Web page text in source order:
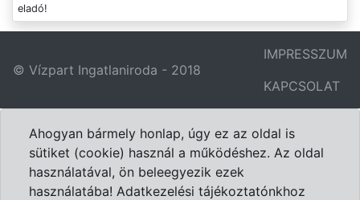
eladó!
© Vízpart Ingatlaniroda - 2018
IMPRESSZUM
KAPCSOLAT
Ahogyan bármely honlap, úgy ez az oldal is
sütiket (cookie) használ a működéshez. Az oldal
használatával, ön beleegyezik ezek
használatába! Adatkezelési tájékoztatónkhoz